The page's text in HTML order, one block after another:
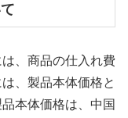
、商品の仕入れ費
、製品本体価格と
本体価格は、中国